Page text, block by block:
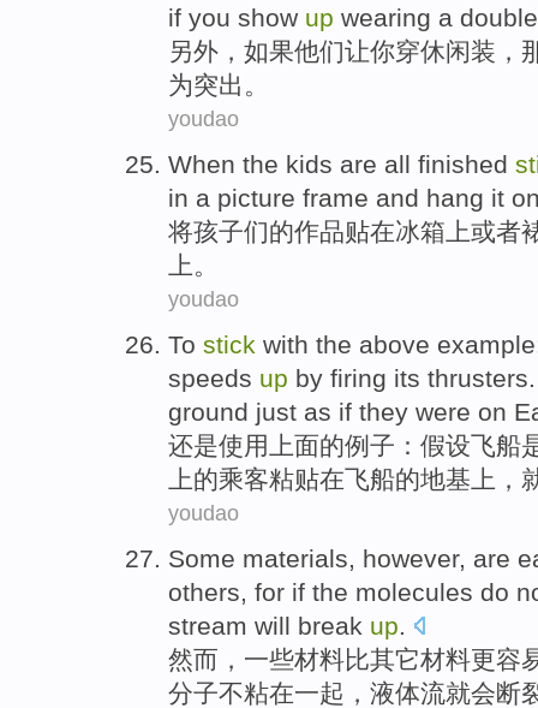
if you show up wearing a
另外 ， 如果他们让你穿休闲装 ，
为突出 。
youdao
When the kids are all finished
in a picture frame and hang it
将孩子们的作品贴在冰箱 上或者
上。
youdao
To stick with the above example
speeds up by firing its thrusters
ground just as if they were on
还是使用 上面的例子 ： 假设飞船
上的乘客粘贴在飞船的地基 上，
youdao
Some materials, however, are
others, for if the molecules do
stream will break up.
然而 ， 一些材料比其它材料更容
分子不粘在一起 ， 液体流就会断